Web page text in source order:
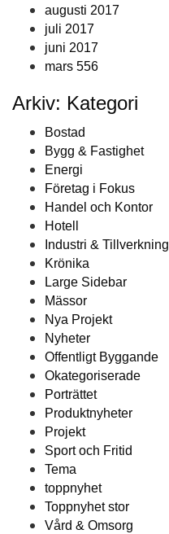
augusti 2017
juli 2017
juni 2017
mars 556
Arkiv: Kategori
Bostad
Bygg & Fastighet
Energi
Företag i Fokus
Handel och Kontor
Hotell
Industri & Tillverkning
Krönika
Large Sidebar
Mässor
Nya Projekt
Nyheter
Offentligt Byggande
Okategoriserade
Porträttet
Produktnyheter
Projekt
Sport och Fritid
Tema
toppnyhet
Toppnyhet stor
Vård & Omsorg